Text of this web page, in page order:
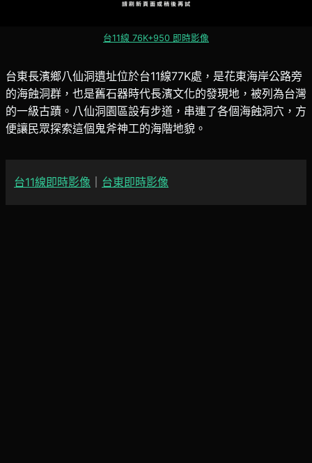
台11線 76K+950 即時影像
台東長濱鄉八仙洞遺址位於台11線77K處，是花東海岸公路旁
的海蝕洞群，也是舊石器時代長濱文化的發現地，被列為台灣
的一級古蹟。八仙洞園區設有步道，串連了各個海蝕洞穴，方
便讓民眾探索這個鬼斧神工的海階地貌。
台11線即時影像 台東即時影像